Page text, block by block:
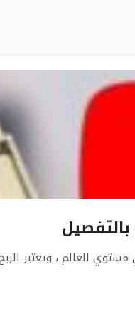
العالم ، ويعتبر